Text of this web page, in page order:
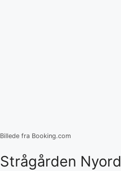
Billede fra Booking.com
Strågården Nyord